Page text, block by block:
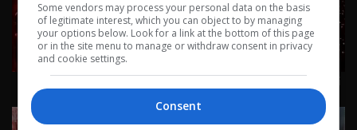
Some vendors may process your personal data on the basis
of legitimate interest, which you can object to by managing
your options below. Look for a link at the bottom of this page
or in the site menu to manage or withdraw consent in privacy
and cookie settings.
Consent